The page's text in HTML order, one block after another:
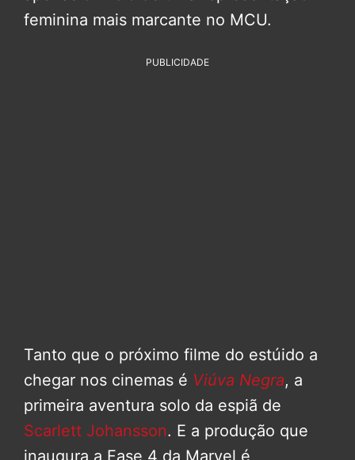
feminina mais marcante no MCU.
PUBLICIDADE
Tanto que o próximo filme do estúido a
chegar nos cinemas é Viúva Negra, a
primeira aventura solo da espiã de
Scarlett Johansson. E a produção que
inaugura a Fase 4 da Marvel é